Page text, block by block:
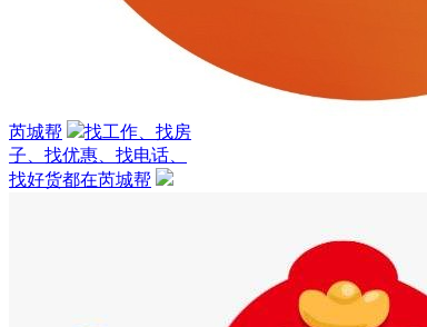
芮城帮
找工作、找房
子、找优惠、找电话、
找好货都在芮城帮